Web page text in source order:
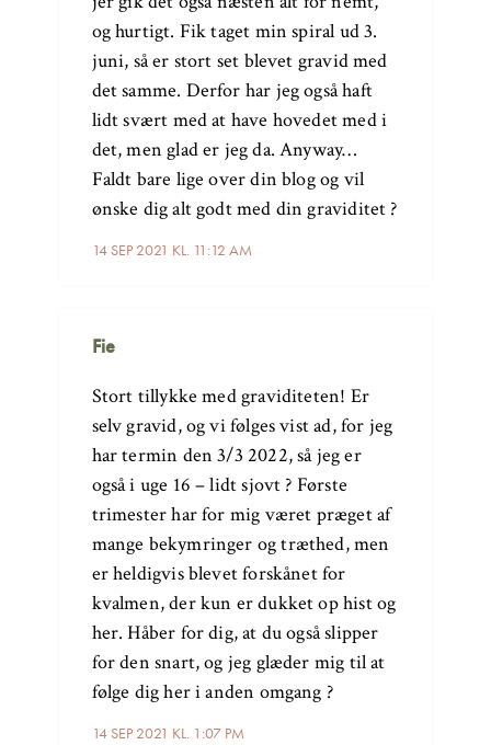
14 SEP 2021 KL. 11:12 AM
og hurtigt. Fik taget min spiral ud 3.
juni, så er stort set blevet gravid med
det samme. Derfor har jeg også haft
lidt svært med at have hovedet med i
det, men glad er jeg da. Anyway…
Faldt bare lige over din blog og vil
ønske dig alt godt med din graviditet ?
Fie
14 SEP 2021 KL. 1:07 PM
Stort tillykke med graviditeten! Er
selv gravid, og vi følges vist ad, for jeg
har termin den 3/3 2022, så jeg er
også i uge 16 – lidt sjovt ? Første
trimester har for mig været præget af
mange bekymringer og træthed, men
er heldigvis blevet forskånet for
kvalmen, der kun er dukket op hist og
her. Håber for dig, at du også slipper
for den snart, og jeg glæder mig til at
følge dig her i anden omgang ?